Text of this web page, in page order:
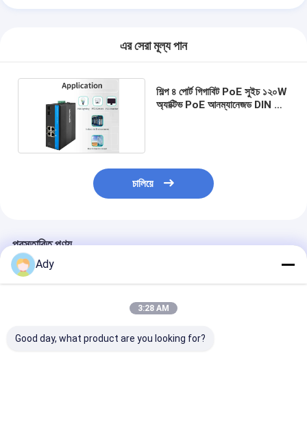
এর সেরা মূল্য পান
শিল্প ৪ পোর্ট গিগাবিট PoE সুইচ ১২০W
অ্যাক্টিভ PoE আনম্যানেজড DIN রেল
চালিয়ে
প্রস্তাবিত পণ্য
Ady
3:28 AM
Good day, what product are you looking for?